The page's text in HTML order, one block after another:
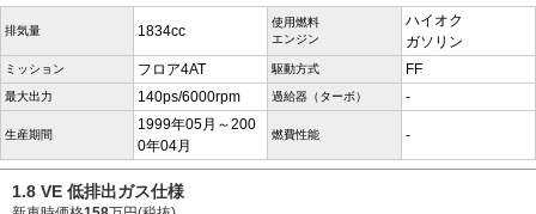
排気量 1834cc
使用燃料
エンジン
ハイオク
ガソリン
ミッション フロア4AT 駆動方式 FF
最大出力 140ps/6000rpm 過給器（ターボ） -
生産期間
1999年05月～200
0年04月
燃費性能 -
1.8 VE 低排出ガス仕様